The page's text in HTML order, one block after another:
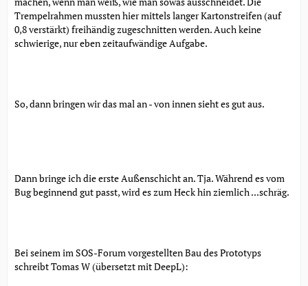
Trempelrahmen mussten hier mittels langer Kartonstreifen (auf
0,8 verstärkt) freihändig zugeschnitten werden. Auch keine
schwierige, nur eben zeitaufwändige Aufgabe.
So, dann bringen wir das mal an - von innen sieht es gut aus.
Dann bringe ich die erste Außenschicht an. Tja. Während es vom
Bug beginnend gut passt, wird es zum Heck hin ziemlich ...schräg.
Bei seinem im SOS-Forum vorgestellten Bau des Prototyps
schreibt Tomas W (übersetzt mit DeepL):